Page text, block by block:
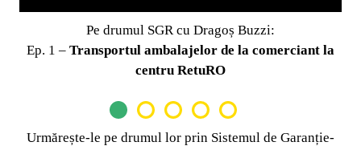
drumul SGR cu Dragoș Buzzi:
ambalajelor de la comerciant la
Ep. 1 –
Urmărește-le pe drumul lor prin Sistemul de Garanție-